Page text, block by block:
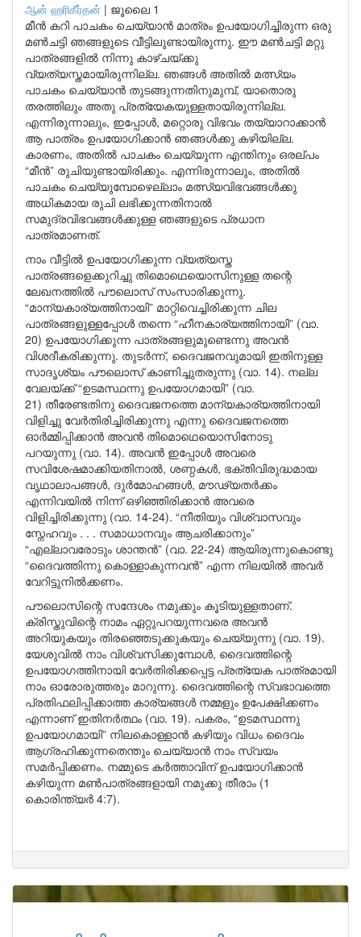
ஆன் ஹரிகீர்தன் | ജൂലൈ 1
മീൻ കറി പാചകം ചെയ്യാൻ മാത്രം ഉപയോഗിച്ചിരുന്ന ഒരു
മൺചട്ടി ഞങ്ങളുടെ വീട്ടിലുണ്ടായിരുന്നു. ഈ മണ്‍ചട്ടി മറ്റു
പാത്രങ്ങളിൽ നിന്നു കാഴ്ചയ്ക്കു
വ്യത്യസ്തമായിരുന്നില്ല. ഞങ്ങൾ അതിൽ മത്സ്യം
പാചകം ചെയ്യാൻ തുടങ്ങുന്നതിനുമുമ്പ്, യാതൊരു
തരത്തിലും അതു പ്രത്യേകയുള്ളതായിരുന്നില്ല.
എന്നിരുന്നാലും, ഇപ്പോൾ, മറ്റൊരു വിഭവം തയ്യാറാക്കാൻ
ആ പാത്രം ഉപയോഗിക്കാൻ ഞങ്ങൾക്കു കഴിയില്ല.
കാരണം, അതിൽ പാചകം ചെയ്യുന്ന എന്തിനും ഒരല്പം
“മീൻ” രുചിയുണ്ടായിരിക്കും. എന്നിരുന്നാലും, അതിൽ
പാചകം ചെയ്യുമ്പോഴെല്ലാം മത്സ്യവിഭവങ്ങൾക്കു
അധികമായ രുചി ലഭിക്കുന്നതിനാൽ
സമുദ്രവിഭവങ്ങൾക്കുള്ള ഞങ്ങളുടെ പ്രധാന
പാത്രമാണത്.
നാം വീട്ടിൽ ഉപയോഗിക്കുന്ന വ്യത്യസ്ത
പാത്രങ്ങളെക്കുറിച്ചു തിമൊഥെയൊസിനുള്ള തന്റെ
ലേഖനത്തിൽ പൗലൊസ് സംസാരിക്കുന്നു.
“മാന്യകാര്യത്തിനായി” മാറ്റിവെച്ചിരിക്കുന്ന ചില
പാത്രങ്ങളുള്ളപ്പോൾ തന്നെ “ഹീനകാര്യത്തിനായി” (വാ.
20) ഉപയോഗിക്കുന്ന പാത്രങ്ങളുമുണ്ടെന്നു അവൻ
വിശദീകരിക്കുന്നു. തുടർന്ന്, ദൈവജനവുമായി ഇതിനുള്ള
സാദൃശ്യം പൗലൊസ് കാണിച്ചുതരുന്നു (വാ. 14). നല്ല
വേലയ്ക്ക് “ഉടമസ്ഥന്നു ഉപയോഗമായി” (വാ.
21) തീരേണ്ടതിനു ദൈവജനത്തെ മാന്യകാര്യത്തിനായി
വിളിച്ചു വേർതിരിച്ചിരിക്കുന്നു എന്നു ദൈവജനത്തെ
ഓർമ്മിപ്പിക്കാൻ അവൻ തിമൊഥെയൊസിനോടു
പറയുന്നു (വാ. 14). അവൻ ഇപ്പോൾ അവരെ
സവിശേഷമാക്കിയതിനാൽ, ശണ്ഠകൾ, ഭക്തിവിരുദ്ധമായ
വൃഥാലാപങ്ങൾ, ദുർമോഹങ്ങൾ, മൗഢ്യതർക്കം
എന്നിവയിൽ നിന്ന് ഒഴിഞ്ഞിരിക്കാൻ അവരെ
വിളിച്ചിരിക്കുന്നു (വാ. 14-24). “നീതിയും വിശ്വാസവും
സ്നേഹവും . . . സമാധാനവും ആചരിക്കാനും”
“എല്ലാവരോടും ശാന്തൻ” (വാ. 22-24) ആയിരുന്നുകൊണ്ടു
“ദൈവത്തിന്നു കൊള്ളാകുന്നവൻ” എന്ന നിലയിൽ അവർ
വേറിട്ടുനിൽക്കണം.
പൗലൊസിന്റെ സന്ദേശം നമുക്കും കൂടിയുള്ളതാണ്.
ക്രിസ്തുവിന്റെ നാമം ഏറ്റുപറയുന്നവരെ അവൻ
അറിയുകയും തിരഞ്ഞെടുക്കുകയും ചെയ്യുന്നു (വാ. 19).
യേശുവിൽ നാം വിശ്വസിക്കുമ്പോൾ, ദൈവത്തിന്റെ
ഉപയോഗത്തിനായി വേർതിരിക്കപ്പെട്ട പ്രത്യേക പാത്രമായി
നാം ഓരോരുത്തരും മാറുന്നു. ദൈവത്തിന്റെ സ്വഭാവത്തെ
പ്രതിഫലിപ്പിക്കാത്ത കാര്യങ്ങൾ നമ്മളും ഉപേക്ഷിക്കണം
എന്നാണ് ഇതിനർത്ഥം (വാ. 19). പകരം, “ഉടമസ്ഥന്നു
ഉപയോഗമായി” നിലകൊള്ളാൻ കഴിയും വിധം ദൈവം
ആഗ്രഹിക്കുന്നതെന്തും ചെയ്യാൻ നാം സ്വയം
സമർപ്പിക്കണം. നമ്മുടെ കർത്താവിന് ഉപയോഗിക്കാൻ
കഴിയുന്ന മൺപാത്രങ്ങളായി നമുക്കു തീരാം (1
കൊരിന്ത്യർ 4:7).